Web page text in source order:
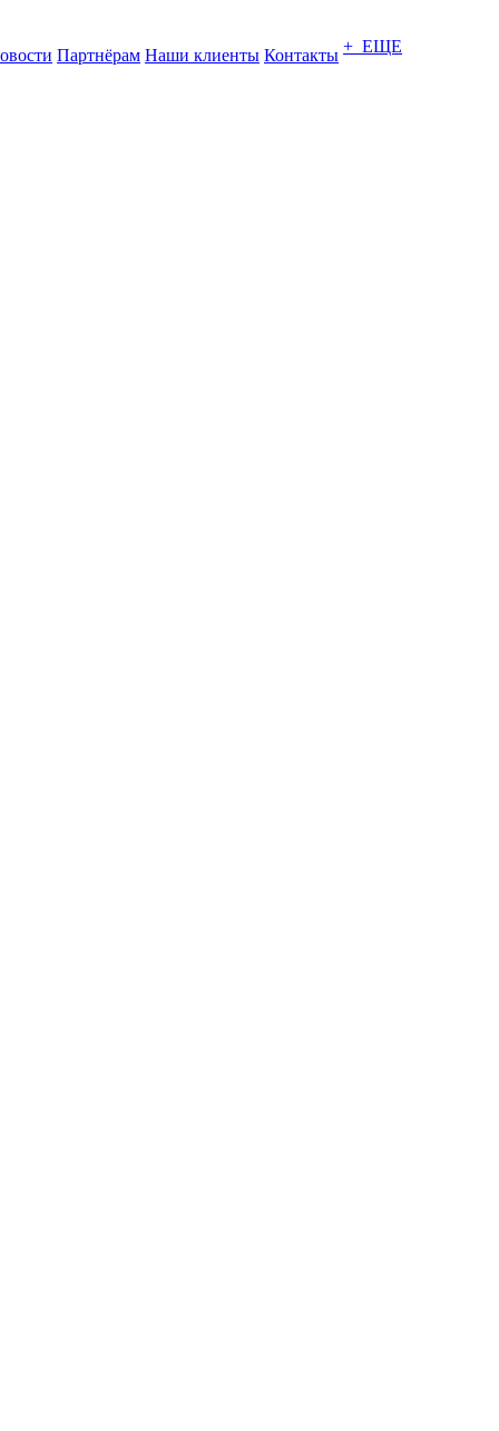
Партнёрам Наши клиенты Контакты + ЕЩЕ